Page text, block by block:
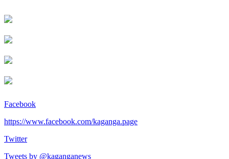
Facebook
https://www.facebook.com/kaganga.page
Twitter
Tweets by @kaganganews